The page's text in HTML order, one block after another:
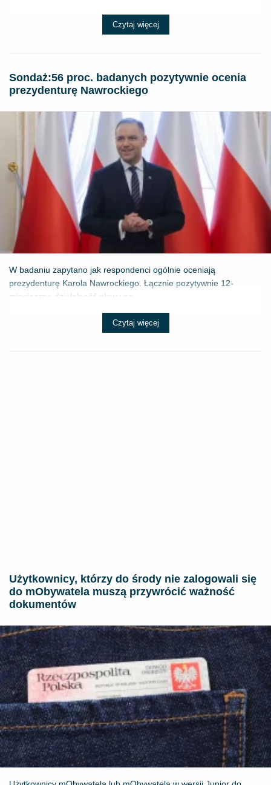
Czytaj więcej
​Sondaż:56 proc. badanych pozytywnie ocenia
prezydenturę Nawrockiego
W badaniu zapytano jak respondenci ogólnie oceniają
prezydenturę Karola Nawrockiego. Łącznie pozytywnie 12-
miesięczną działalność głowy pa...
Czytaj więcej
Użytkownicy, którzy do środy nie zalogowali się
do mObywatela muszą przywrócić ważność
dokumentów